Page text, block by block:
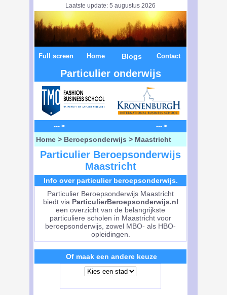
Laatste update: 5 augustus 2026
Full screen Home Blogs Contact
Particulier onderwijs
--- > --- >
Home > Beroepsonderwijs > Maastricht
Particulier Beroepsonderwijs
Maastricht
Info over particulier beroepsonderwijs.
Particulier Beroepsonderwijs Maastricht
biedt via ParticulierBeroepsonderwijs.nl
een overzicht van de belangrijkste
particuliere scholen in Maastricht voor
beroepsonderwijs, zowel MBO- als HBO-
opleidingen.
Of maak een andere keuze